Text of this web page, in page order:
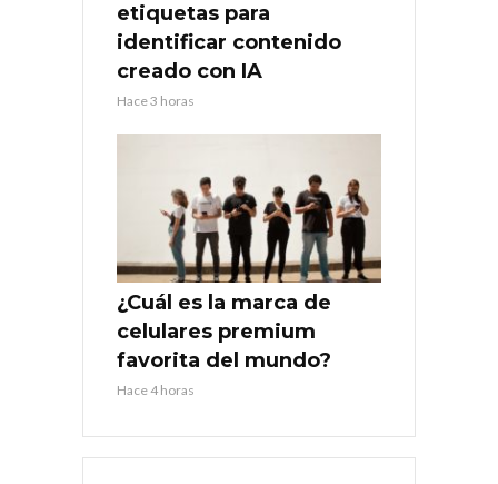
etiquetas para
identificar contenido
creado con IA
Hace 3 horas
¿Cuál es la marca de
celulares premium
favorita del mundo?
Hace 4 horas